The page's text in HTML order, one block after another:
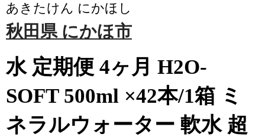
あきたけん にかほし
秋田県 にかほ市
水 定期便 4ヶ月 H2O-
SOFT 500ml ×42本/1箱 ミ
ネラルウォーター 軟水 超